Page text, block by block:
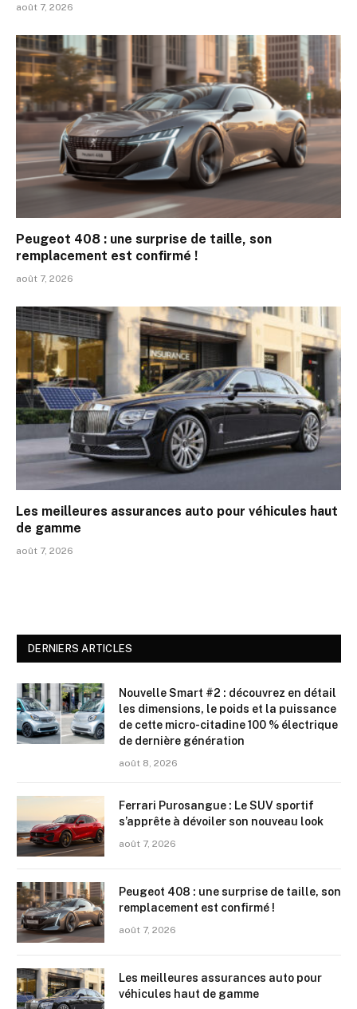
août 7, 2026
Peugeot 408 : une surprise de taille, son
remplacement est confirmé !
août 7, 2026
Les meilleures assurances auto pour véhicules haut
de gamme
août 7, 2026
DERNIERS ARTICLES
Nouvelle Smart #2 : découvrez en détail
les dimensions, le poids et la puissance
de cette micro-citadine 100 % électrique
de dernière génération
août 8, 2026
Ferrari Purosangue : Le SUV sportif
s’apprête à dévoiler son nouveau look
août 7, 2026
Peugeot 408 : une surprise de taille, son
remplacement est confirmé !
août 7, 2026
Les meilleures assurances auto pour
véhicules haut de gamme